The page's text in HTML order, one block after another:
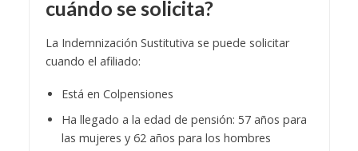
cuándo se solicita?
La Indemnización Sustitutiva se puede solicitar
cuando el afiliado:
Está en Colpensiones
Ha llegado a la edad de pensión: 57 años para
las mujeres y 62 años para los hombres